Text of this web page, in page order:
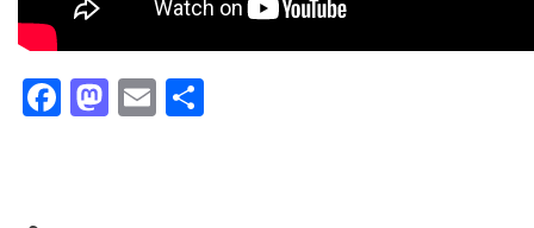
Facebook
Mastodon
Email